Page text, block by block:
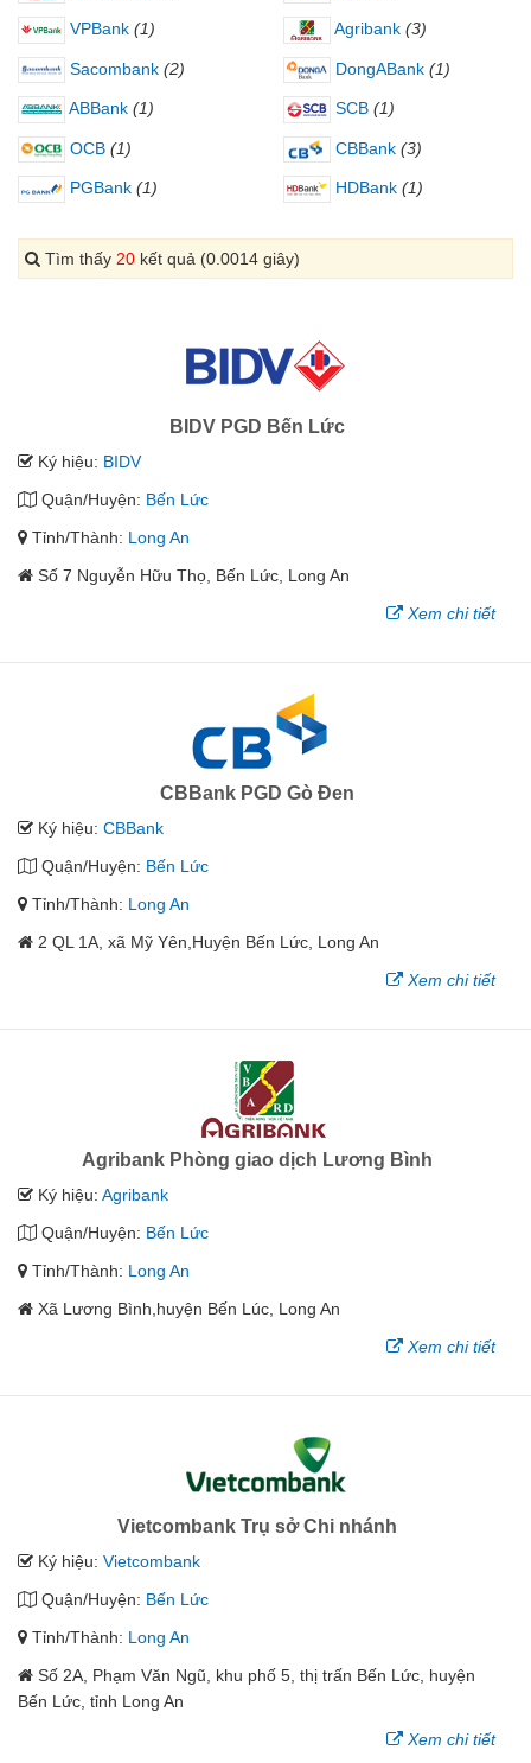
VPBank (1) Agribank (3)
Sacombank (2) DongABank (1)
ABBank (1) SCB (1)
OCB (1) CBBank (3)
PGBank (1) HDBank (1)
Tìm thấy 20 kết quả (0.0014 giây)
BIDV PGD Bến Lức
Ký hiệu: BIDV
Quận/Huyện: Bến Lức
Tỉnh/Thành: Long An
Số 7 Nguyễn Hữu Thọ, Bến Lức, Long An
Xem chi tiết
CBBank PGD Gò Đen
Ký hiệu: CBBank
Quận/Huyện: Bến Lức
Tỉnh/Thành: Long An
2 QL 1A, xã Mỹ Yên,Huyện Bến Lức, Long An
Xem chi tiết
Agribank Phòng giao dịch Lương Bình
Ký hiệu: Agribank
Quận/Huyện: Bến Lức
Tỉnh/Thành: Long An
Xã Lương Bình,huyện Bến Lúc, Long An
Xem chi tiết
Vietcombank Trụ sở Chi nhánh
Ký hiệu: Vietcombank
Quận/Huyện: Bến Lức
Tỉnh/Thành: Long An
Số 2A, Phạm Văn Ngũ, khu phố 5, thị trấn Bến Lức, huyện
Bến Lức, tỉnh Long An
Xem chi tiết